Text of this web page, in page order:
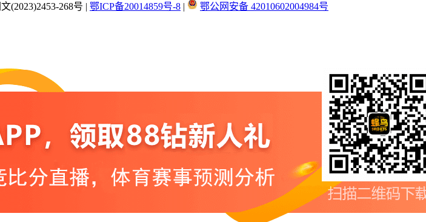
(2023)2453-268号 | 鄂ICP备20014859号-8 | 鄂公网安备 42010602004984号